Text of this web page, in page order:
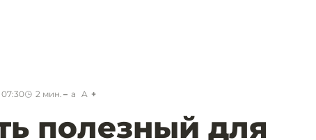
07:30 2 мин. a A
полезный для